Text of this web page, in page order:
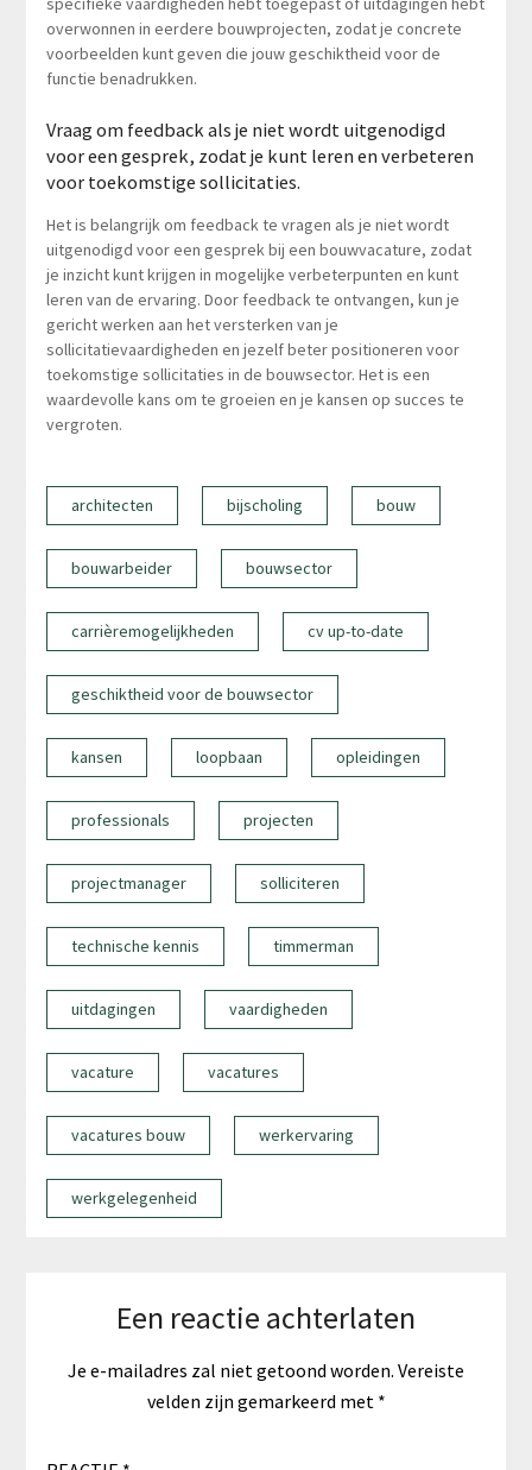
overwonnen in eerdere bouwprojecten, zodat je concrete
voorbeelden kunt geven die jouw geschiktheid voor de
functie benadrukken.
Vraag om feedback als je niet wordt uitgenodigd
voor een gesprek, zodat je kunt leren en verbeteren
voor toekomstige sollicitaties.
Het is belangrijk om feedback te vragen als je niet wordt
uitgenodigd voor een gesprek bij een bouwvacature, zodat
je inzicht kunt krijgen in mogelijke verbeterpunten en kunt
leren van de ervaring. Door feedback te ontvangen, kun je
gericht werken aan het versterken van je
sollicitatievaardigheden en jezelf beter positioneren voor
toekomstige sollicitaties in de bouwsector. Het is een
waardevolle kans om te groeien en je kansen op succes te
vergroten.
architecten bijscholing bouw
bouwarbeider bouwsector
carrièremogelijkheden cv up-to-date
geschiktheid voor de bouwsector
kansen loopbaan opleidingen
professionals projecten
projectmanager solliciteren
technische kennis timmerman
uitdagingen vaardigheden
vacature vacatures
vacatures bouw werkervaring
werkgelegenheid
Een reactie achterlaten
Je e-mailadres zal niet getoond worden. Vereiste
velden zijn gemarkeerd met *